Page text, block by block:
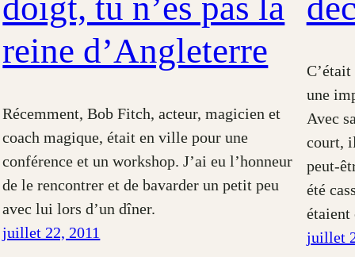
reine d’Angleterre
Récemment, Bob Fitch, acteur, magicien et
coach magique, était en ville pour une
conférence et un workshop. J’ai eu l’honneur
de le rencontrer et de bavarder un petit peu
avec lui lors d’un dîner.
juillet 22, 2011
une
Avec
court,
peut-
été
juillet